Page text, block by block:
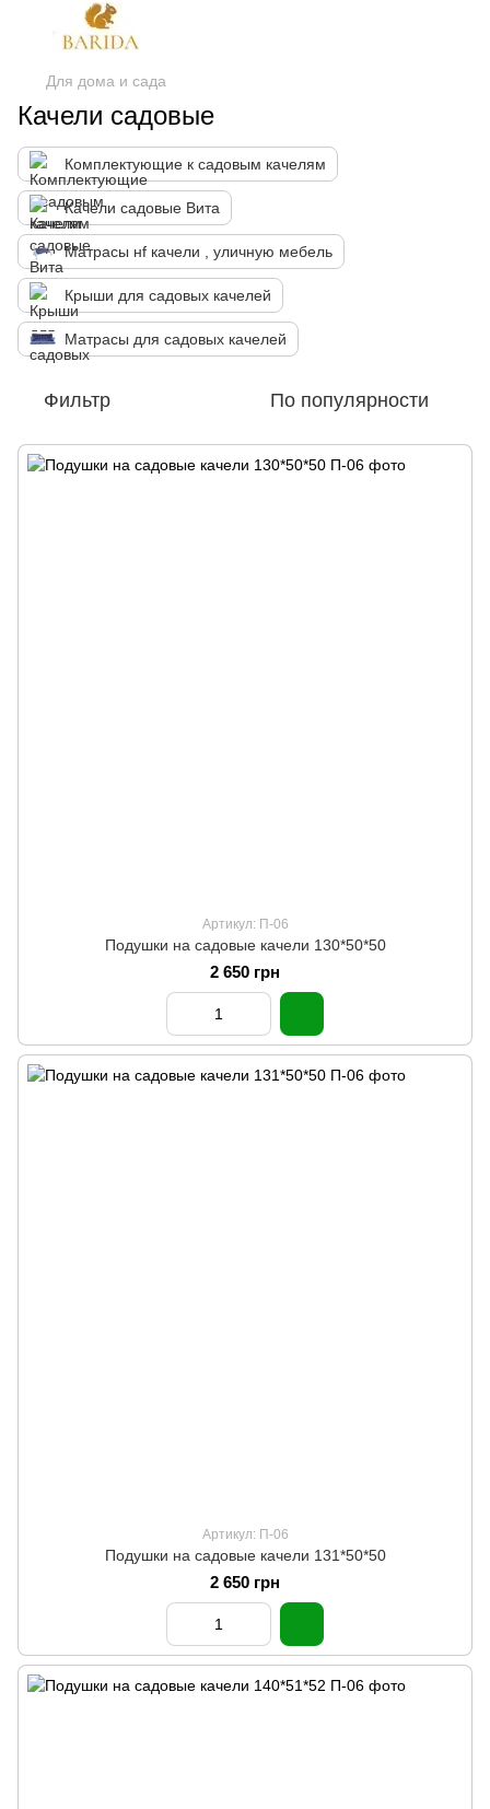
Для дома и сада
Качели садовые
Комплектующие к садовым качелям
Качели садовые Вита
Матрасы нf качели , уличную мебель
Крыши для садовых качелей
Матрасы для садовых качелей
Фильтр По популярности
Артикул: П-06
Подушки на садовые качели 130*50*50
2 650 грн
Артикул: П-06
Подушки на садовые качели 131*50*50
2 650 грн